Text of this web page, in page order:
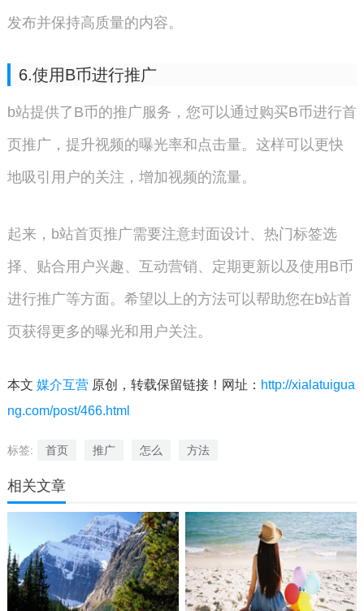
发布并保持高质量的内容。
6.使用B币进行推广
b站提供了B币的推广服务，您可以通过购买B币进行首
页推广，提升视频的曝光率和点击量。这样可以更快
地吸引用户的关注，增加视频的流量。
起来，b站首页推广需要注意封面设计、热门标签选
择、贴合用户兴趣、互动营销、定期更新以及使用B币
进行推广等方面。希望以上的方法可以帮助您在b站首
页获得更多的曝光和用户关注。
本文 媒介互营原创，转载保留链接！网址： http://xialatuigua
ng.com/post/466.html
标签: 首页 推广 怎么 方法
相关文章